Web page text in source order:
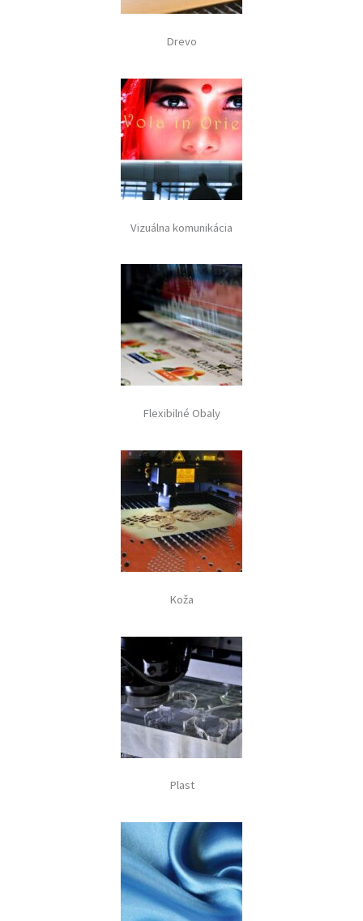
Drevo
Vizuálna komunikácia
Flexibilné Obaly
Koža
Plast